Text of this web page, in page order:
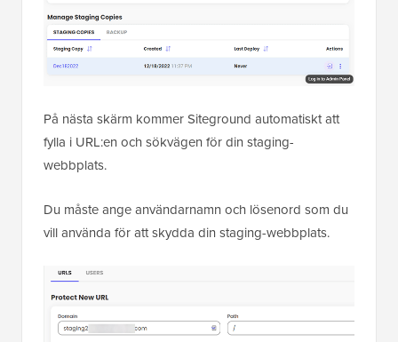
På nästa skärm kommer Siteground automatiskt att
fylla i URL:en och sökvägen för din staging-
webbplats.
Du måste ange användarnamn och lösenord som du
vill använda för att skydda din staging-webbplats.